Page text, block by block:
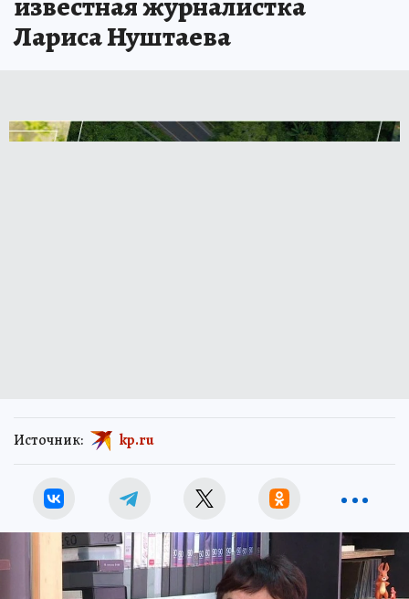
Лариса Нуштаева
Источник: kp.ru